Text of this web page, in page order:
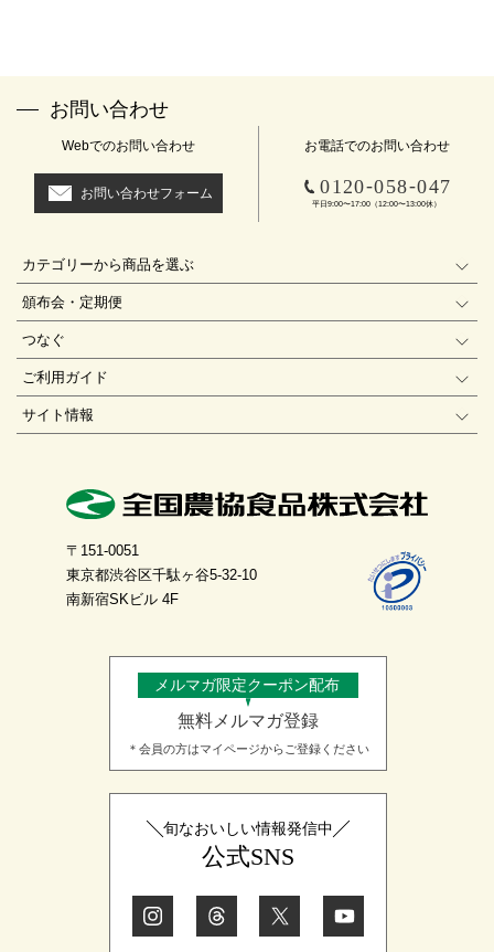
お問い合わせ
Webでのお問い合わせ
お問い合わせフォーム
お電話でのお問い合わせ
0120-058-047
平日9:00〜17:00（12:00〜13:00休）
カテゴリーから商品を選ぶ
頒布会・定期便
つなぐ
ご利用ガイド
サイト情報
〒151-0051
東京都渋谷区千駄ヶ谷5-32-10
南新宿SKビル 4F
メルマガ限定クーポン配布
無料メルマガ登録
＊会員の方はマイページからご登録ください
旬なおいしい情報発信中
公式SNS